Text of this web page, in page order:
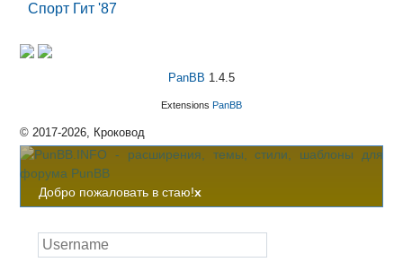
Спорт Гит '87
PanBB 1.4.5
Extensions PanBB
© 2017-2026, Кроковод
Добро пожаловать в стаю!x